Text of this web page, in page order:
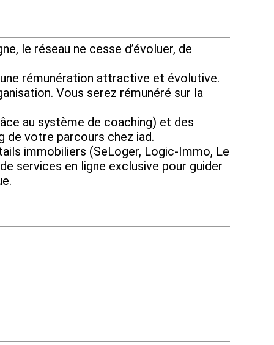
le réseau ne cesse d’évoluer, de
rémunération attractive et évolutive.
Vous serez rémunéré sur la
au système de coaching) et des
votre parcours chez iad.
immobiliers (SeLoger, Logic-Immo, Le
services en ligne exclusive pour guider